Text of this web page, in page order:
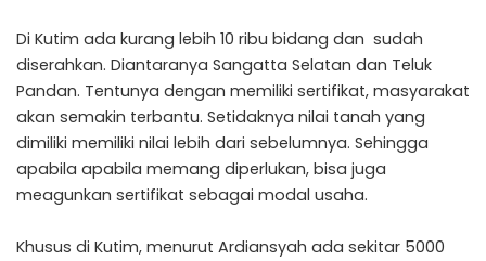
Di Kutim ada kurang lebih 10 ribu bidang dan sudah
diserahkan. Diantaranya Sangatta Selatan dan Teluk
Pandan. Tentunya dengan memiliki sertifikat, masyarakat
akan semakin terbantu. Setidaknya nilai tanah yang
dimiliki memiliki nilai lebih dari sebelumnya. Sehingga
apabila apabila memang diperlukan, bisa juga
meagunkan sertifikat sebagai modal usaha.
Khusus di Kutim, menurut Ardiansyah ada sekitar 5000